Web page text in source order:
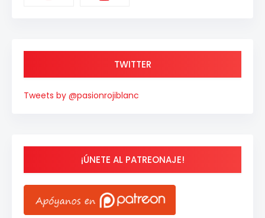
TWITTER
Tweets by @pasionrojiblanc
¡ÚNETE AL PATREONAJE!